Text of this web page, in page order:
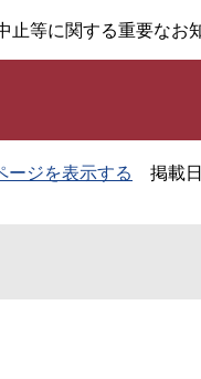
止等に関する重要なお
ージを表示する 掲載日